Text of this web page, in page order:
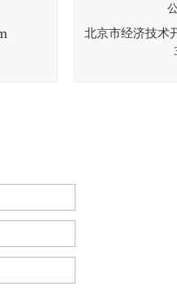
北京市经济技术